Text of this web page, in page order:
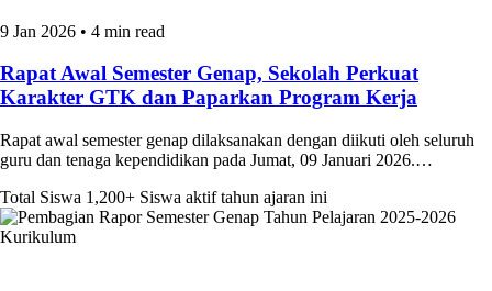
9 Jan 2026 • 4 min read
Rapat Awal Semester Genap, Sekolah Perkuat
Karakter GTK dan Paparkan Program Kerja
Rapat awal semester genap dilaksanakan dengan diikuti oleh seluruh
guru dan tenaga kependidikan pada Jumat, 09 Januari 2026.…
Total Siswa 1,200+ Siswa aktif tahun ajaran ini
Kurikulum